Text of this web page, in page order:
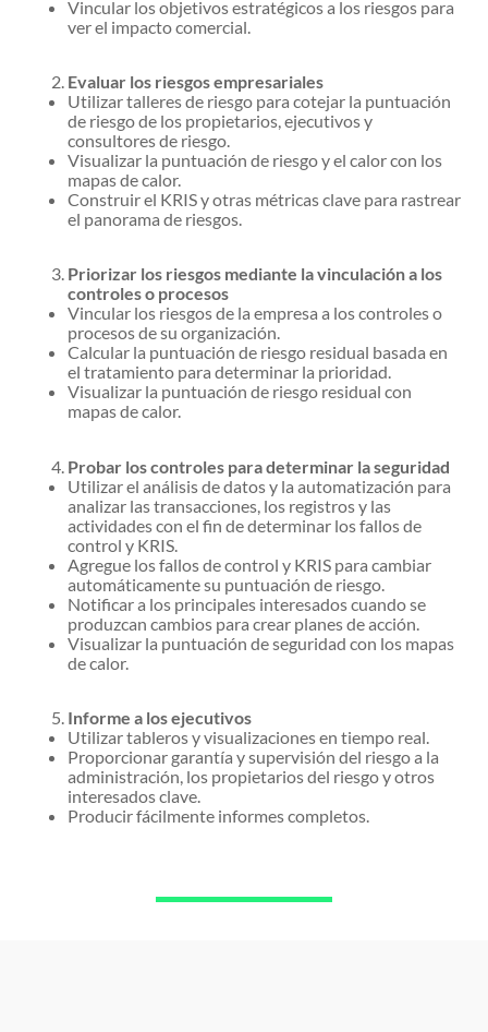
Vincular los objetivos estratégicos a los riesgos para
ver el impacto comercial.
Evaluar los riesgos empresariales
Utilizar talleres de riesgo para cotejar la puntuación
de riesgo de los propietarios, ejecutivos y
consultores de riesgo.
Visualizar la puntuación de riesgo y el calor con los
mapas de calor.
Construir el KRIS y otras métricas clave para rastrear
el panorama de riesgos.
Priorizar los riesgos mediante la vinculación a los
controles o procesos
Vincular los riesgos de la empresa a los controles o
procesos de su organización.
Calcular la puntuación de riesgo residual basada en
el tratamiento para determinar la prioridad.
Visualizar la puntuación de riesgo residual con
mapas de calor.
Probar los controles para determinar la seguridad
Utilizar el análisis de datos y la automatización para
analizar las transacciones, los registros y las
actividades con el fin de determinar los fallos de
control y KRIS.
Agregue los fallos de control y KRIS para cambiar
automáticamente su puntuación de riesgo.
Notificar a los principales interesados cuando se
produzcan cambios para crear planes de acción.
Visualizar la puntuación de seguridad con los mapas
de calor.
Informe a los ejecutivos
Utilizar tableros y visualizaciones en tiempo real.
Proporcionar garantía y supervisión del riesgo a la
administración, los propietarios del riesgo y otros
interesados clave.
Producir fácilmente informes completos.